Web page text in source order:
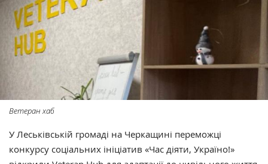
Ветеран хаб
У Леськівській громаді на Черкащині переможці
конкурсу соціальних ініціатив «Час діяти, Україно!»